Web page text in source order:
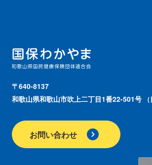
〒640-8137
和歌山県和歌山市吹上二丁目1番22-501号
お問い合わせ